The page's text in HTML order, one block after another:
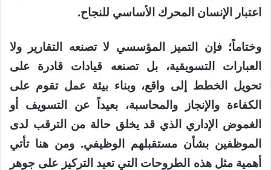
اعتبار الإنسان المحرك الأساسي للنجاح.
وختاماً؛ فإن التميز المؤسسي لا تصنعه التقارير ولا
العبارات التسويقية، بل تصنعه قيادات قادرة على
تحويل الخطط إلى واقع، وبناء بيئة عمل تقوم على
الكفاءة والإنجاز والمحاسبة، بعيداً عن التسويف أو
الغموض الإداري الذي قد يخلق حالة من الترقب لدى
الموظفين بشأن مستقبلهم الوظيفي. ومن هنا تأتي
أهمية مثل هذه الطروحات التي تعيد التركيز على جوهر